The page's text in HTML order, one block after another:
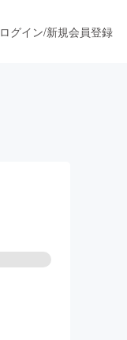
ログイン/新規会員登録